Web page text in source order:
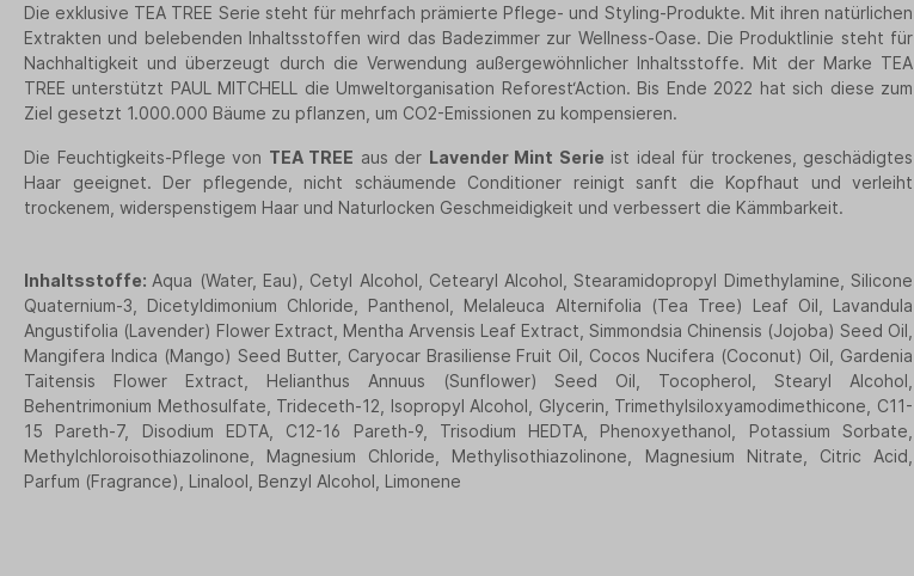
Die exklusive TEA TREE Serie steht für mehrfach prämierte Pflege- und Styling-Produkte. Mit ihren natürlichen
Extrakten und belebenden Inhaltsstoffen wird das Badezimmer zur Wellness-Oase. Die Produktlinie steht für
Nachhaltigkeit und überzeugt durch die Verwendung außergewöhnlicher Inhaltsstoffe. Mit der Marke TEA
TREE unterstützt PAUL MITCHELL die Umweltorganisation Reforest‘Action. Bis Ende 2022 hat sich diese zum
Ziel gesetzt 1.000.000 Bäume zu pflanzen, um CO2-Emissionen zu kompensieren.
Die Feuchtigkeits-Pflege von TEA TREE aus der Lavender Mint Serie ist ideal für trockenes, geschädigtes
Haar geeignet. Der pflegende, nicht schäumende Conditioner reinigt sanft die Kopfhaut und verleiht
trockenem, widerspenstigem Haar und Naturlocken Geschmeidigkeit und verbessert die Kämmbarkeit.
Inhaltsstoffe: Aqua (Water, Eau), Cetyl Alcohol, Cetearyl Alcohol, Stearamidopropyl Dimethylamine, Silicone
Quaternium-3, Dicetyldimonium Chloride, Panthenol, Melaleuca Alternifolia (Tea Tree) Leaf Oil, Lavandula
Angustifolia (Lavender) Flower Extract, Mentha Arvensis Leaf Extract, Simmondsia Chinensis (Jojoba) Seed Oil,
Mangifera Indica (Mango) Seed Butter, Caryocar Brasiliense Fruit Oil, Cocos Nucifera (Coconut) Oil, Gardenia
Taitensis Flower Extract, Helianthus Annuus (Sunflower) Seed Oil, Tocopherol, Stearyl Alcohol,
Behentrimonium Methosulfate, Trideceth-12, Isopropyl Alcohol, Glycerin, Trimethylsiloxyamodimethicone, C11-
15 Pareth-7, Disodium EDTA, C12-16 Pareth-9, Trisodium HEDTA, Phenoxyethanol, Potassium Sorbate,
Methylchloroisothiazolinone, Magnesium Chloride, Methylisothiazolinone, Magnesium Nitrate, Citric Acid,
Parfum (Fragrance), Linalool, Benzyl Alcohol, Limonene